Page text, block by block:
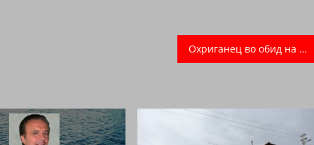
Охриганец во обид на кражба ранил двајца во Струмица!